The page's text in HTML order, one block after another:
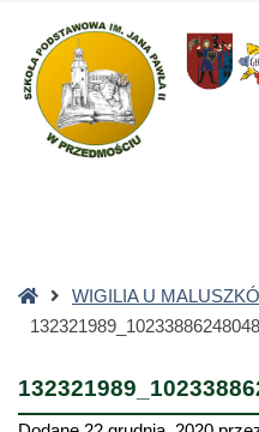
Szkoła
Podstawowa
Strona
główna
WIGILIA U